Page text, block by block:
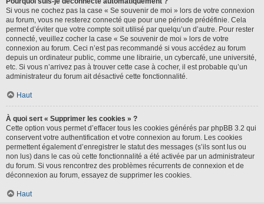
Si vous ne cochez pas la case « Se souvenir de moi » lors de votre connexion
au forum, vous ne resterez connecté que pour une période prédéfinie. Cela
permet d’éviter que votre compte soit utilisé par quelqu’un d’autre. Pour rester
connecté, veuillez cocher la case « Se souvenir de moi » lors de votre
connexion au forum. Ceci n’est pas recommandé si vous accédez au forum
depuis un ordinateur public, comme une librairie, un cybercafé, une université,
etc. Si vous n’arrivez pas à trouver cette case à cocher, il est probable qu’un
administrateur du forum ait désactivé cette fonctionnalité.
Haut
À quoi sert « Supprimer les cookies » ?
Cette option vous permet d’effacer tous les cookies générés par phpBB 3.2 qui
conservent votre authentification et votre connexion au forum. Les cookies
permettent également d’enregistrer le statut des messages (s’ils sont lus ou
non lus) dans le cas où cette fonctionnalité a été activée par un administrateur
du forum. Si vous rencontrez des problèmes récurrents de connexion et de
déconnexion au forum, essayez de supprimer les cookies.
Haut